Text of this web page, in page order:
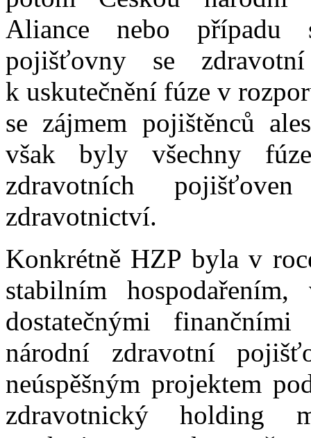
Aliance nebo případu
pojišťovny se
k uskutečnění fúze v
se zájmem pojištěnců
však byly všechny
zdravotních
zdravotnictví.
Konkrétně HZP byla v
stabilním
dostatečnými
národní zdravotní
neúspěšným projektem
zdravotnický holding